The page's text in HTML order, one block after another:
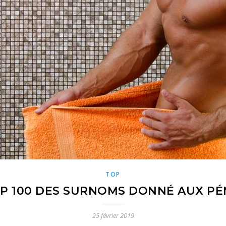
TOP
100 DES SURNOMS DONNÉ AUX
25 février 2019